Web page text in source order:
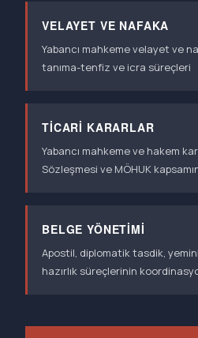
VELAYET VE NAFAKA
Yabancı mahkeme velayet ve
tanıma-tenfiz ve icra süreçleri
TICARI KARARLAR
Yabancı mahkeme ve hakem
Sözleşmesi ve MÖHUK
BELGE YÖNETIMI
Apostil, diplomatik tasdik,
hazırlık süreçlerinin